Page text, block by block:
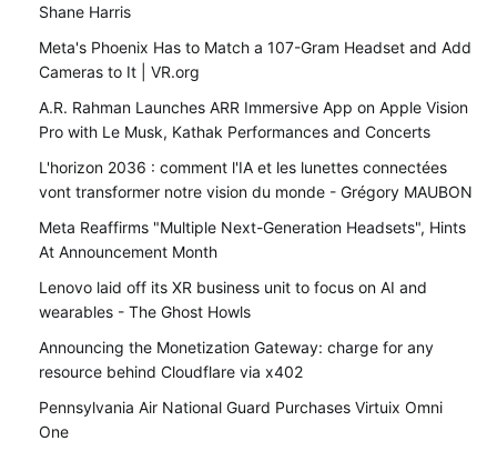
Shane Harris
Meta's Phoenix Has to Match a 107-Gram Headset and Add
Cameras to It | VR.org
A.R. Rahman Launches ARR Immersive App on Apple Vision
Pro with Le Musk, Kathak Performances and Concerts
L'horizon 2036 : comment l'IA et les lunettes connectées
vont transformer notre vision du monde - Grégory MAUBON
Meta Reaffirms "Multiple Next-Generation Headsets", Hints
At Announcement Month
Lenovo laid off its XR business unit to focus on AI and
wearables - The Ghost Howls
Announcing the Monetization Gateway: charge for any
resource behind Cloudflare via x402
Pennsylvania Air National Guard Purchases Virtuix Omni
One